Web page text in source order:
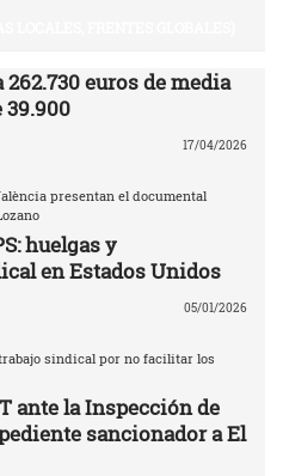
euros de media
39.900
17/04/2026
presentan el documental
huelgas y
en Estados Unidos
05/01/2026
sindical por no facilitar los
ante la Inspección de
sancionador a El